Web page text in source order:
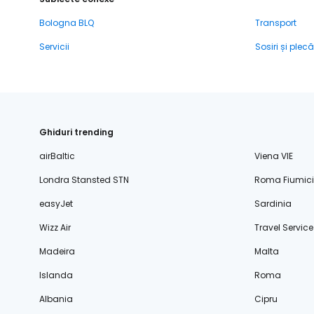
Bologna BLQ
Transport
Servicii
Sosiri și
Ghiduri trending
airBaltic
Viena VIE
Londra Stansted STN
Roma
easyJet
Sardinia
Wizz Air
Travel Service
Madeira
Malta
Islanda
Roma
Albania
Cipru